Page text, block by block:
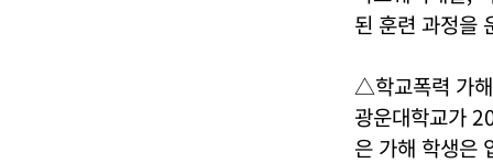
된 훈련 과정을
△학교폭력 가
광운대학교가
은 가해 학생은